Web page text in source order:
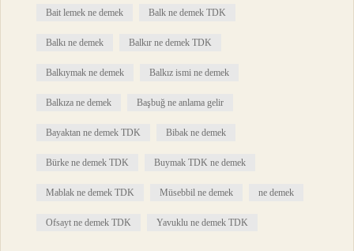
Bait lemek ne demek Balk ne demek TDK
Balkı ne demek Balkır ne demek TDK
Balkıymak ne demek Balkız ismi ne demek
Balkıza ne demek Başbuğ ne anlama gelir
Bayaktan ne demek TDK Bibak ne demek
Bürke ne demek TDK Buymak TDK ne demek
Mablak ne demek TDK Müsebbil ne demek ne demek
Ofsayt ne demek TDK Yavuklu ne demek TDK